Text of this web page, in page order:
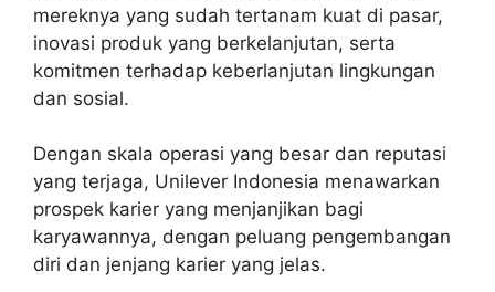
mereknya yang sudah tertanam kuat di pasar,
inovasi produk yang berkelanjutan, serta
komitmen terhadap keberlanjutan lingkungan
dan sosial.
Dengan skala operasi yang besar dan reputasi
yang terjaga, Unilever Indonesia menawarkan
prospek karier yang menjanjikan bagi
karyawannya, dengan peluang pengembangan
diri dan jenjang karier yang jelas.